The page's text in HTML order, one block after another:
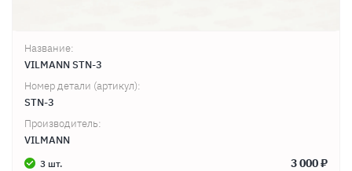
Название:
VILMANN STN-3
Номер детали (артикул):
STN-3
Производитель:
VILMANN
3 шт. 3 000 ₽